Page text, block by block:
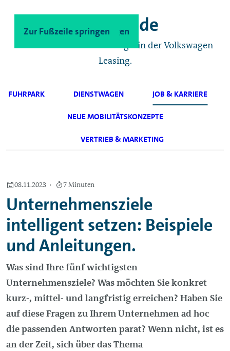
Zum Hauptinhalt springen
Zur Fußzeile springen
Das Geschäftskunden-Magazin der Volkswagen
Leasing.
FUHRPARK DIENSTWAGEN JOB & KARRIERE
NEUE MOBILITÄTSKONZEPTE
VERTRIEB & MARKETING
08.11.2023 7 Minuten
Unternehmensziele
intelligent setzen: Beispiele
und Anleitungen.
Was sind Ihre fünf wichtigsten
Unternehmensziele? Was möchten Sie konkret
kurz-, mittel- und langfristig erreichen? Haben Sie
auf diese Fragen zu Ihrem Unternehmen ad hoc
die passenden Antworten parat? Wenn nicht, ist es
an der Zeit, sich über das Thema